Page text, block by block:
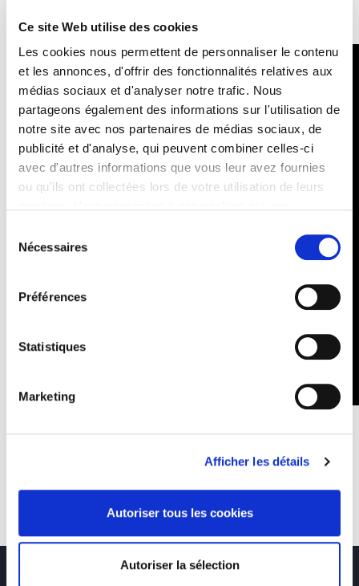
Ce site Web utilise des cookies
Les cookies nous permettent de personnaliser le contenu
et les annonces, d'offrir des fonctionnalités relatives aux
médias sociaux et d'analyser notre trafic. Nous
partageons également des informations sur l'utilisation de
notre site avec nos partenaires de médias sociaux, de
publicité et d'analyse, qui peuvent combiner celles-ci
avec d'autres informations que vous leur avez fournies
ou qu'ils ont collectées lors de votre utilisation de leurs
Nécessaires
Préférences
Statistiques
Marketing
Afficher les détails
Autoriser tous les cookies
Autoriser la sélection
par le cabinet !